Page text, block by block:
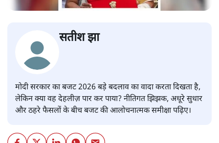
सतीश झा
मोदी सरकार का बजट 2026 बड़े बदलाव का वादा करता दिखता है,
लेकिन क्या वह देहलीज़ पार कर पाया? नीतिगत झिझक, अधूरे सुधार
और ठहरे फैसलों के बीच बजट की आलोचनात्मक समीक्षा पढ़िए।